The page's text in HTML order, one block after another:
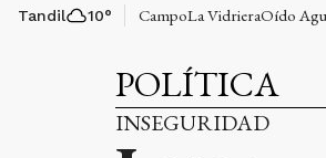
Tandil 10° CampoLa VidrieraOído
POLÍTICA
INSEGURIDAD